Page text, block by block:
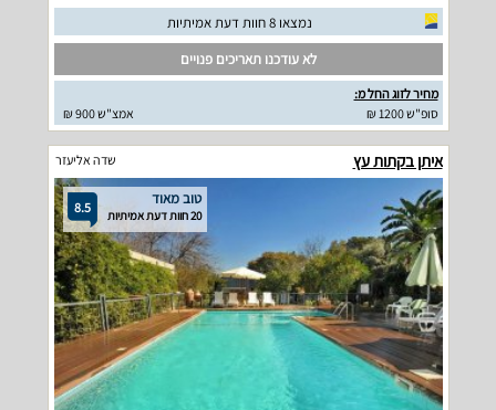
נמצאו 8 חוות דעת אמיתיות
לא עודכנו תאריכים פנויים
מחיר לזוג החל מ:
סופ"ש 1200 ₪
אמצ"ש 900 ₪
איתן בקתות עץ שדה אליעזר
8.5 טוב מאוד
20 חוות דעת אמיתיות